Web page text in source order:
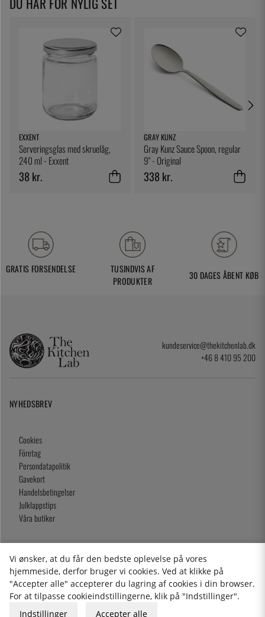
EXXENT
Serveringsglas med skruelåg,
240 ml - Exxent
38 kr.
GRAY KUNZ
Gray Kunz Sauce Spoon, regular
9" - Original
338 kr.
GRATIS FORSENDELSE
TUSINDVIS AF
PRODUKTER
30 DAGES ÅBENT KØB
kundeservice@thekitchenlab.dk
+46 8 410 95 200
NYHEDSBREV
Cookies
Företag
Persondatapolitik
Gavekort
Handelsbetingelser
Julklappstips
Våra butiker
2026 KitchenLab AB
Vi ønsker, at du får den bedste oplevelse på vores
hjemmeside, derfor bruger vi cookies. Ved at klikke på
"Accepter alle" accepterer du lagring af cookies i din browser.
For at tilpasse cookieindstillingerne, klik på "Indstillinger".
Indstillinger
Accepter alle